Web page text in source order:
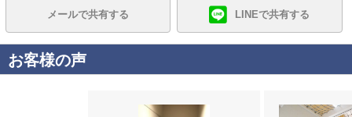
メールで共有する LINEで共有する
お客様の声